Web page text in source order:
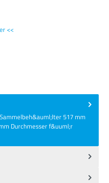
<<
517 mm
Durchmesser f&uuml;r